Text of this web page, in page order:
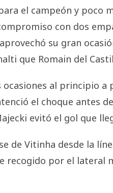
el campeón y poco
con dos
su gran
que Romain del
ocasiones al principio
el choque antes
evitó el gol que
de Vitinha desde la
recogido por el lateral